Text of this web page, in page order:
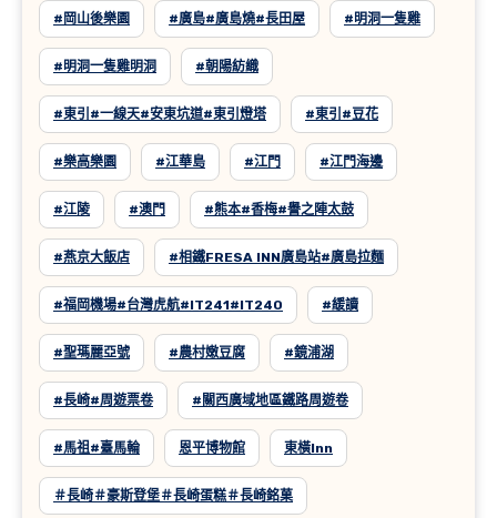
#岡山後樂園 #廣島#廣島燒#長田屋 #明洞一隻雞
#明洞一隻雞明洞 #朝陽紡織
#東引#一線天#安東坑道#東引燈塔 #東引#豆花
#樂高樂園 #江華島 #江門 #江門海邊
#江陵 #澳門 #熊本#香梅#譽之陣太鼓
#燕京大飯店 #相鐵FRESA INN廣島站#廣島拉麵
#福岡機場#台灣虎航#IT241#IT240 #緩讀
#聖瑪麗亞號 #農村嫩豆腐 #鏡浦湖
#長崎#周遊票卷 #關西廣域地區鐵路周遊卷
#馬祖#臺馬輪 恩平博物館 東橫inn
＃長崎＃豪斯登堡＃長崎蛋糕＃長崎銘菓